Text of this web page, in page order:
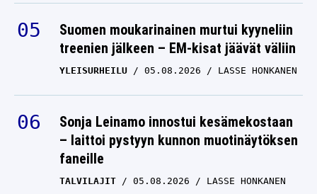
Suomen moukarinainen murtui kyyneliin
treenien jälkeen – EM-kisat jäävät väliin
YLEISURHEILU 05.08.2026 LASSE HONKANEN
Sonja Leinamo innostui kesämekostaan
– laittoi pystyyn kunnon muotinäytöksen
faneille
TALVILAJIT 05.08.2026 LASSE HONKANEN